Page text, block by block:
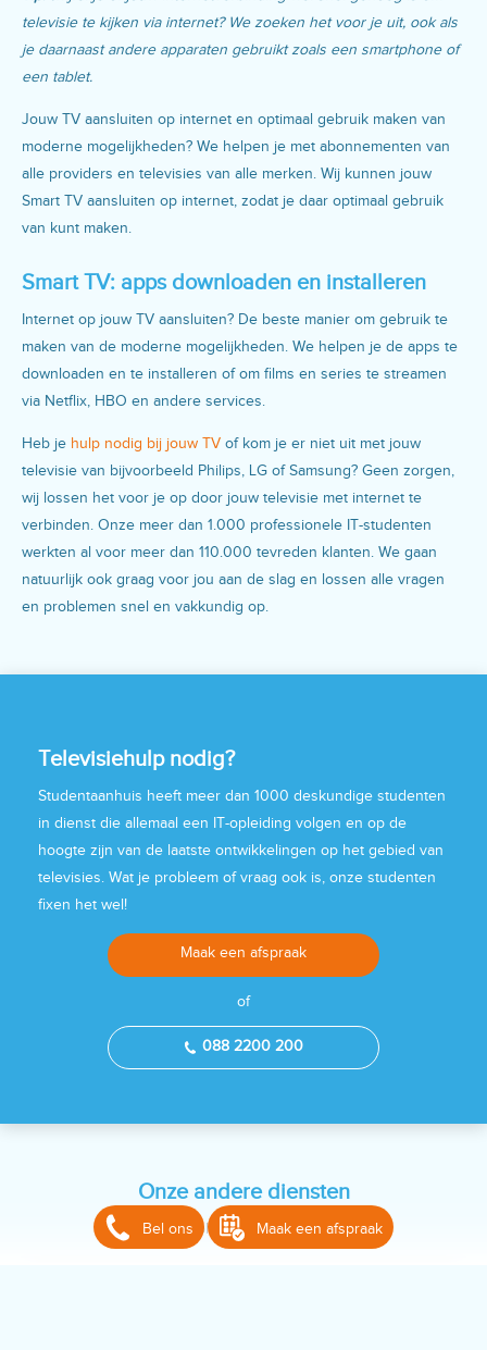
Bel ons Maak een afspraak
televisie te kijken via internet? We zoeken het voor je uit, ook als
je daarnaast andere apparaten gebruikt zoals een smartphone of
een tablet.
Jouw TV aansluiten op internet en optimaal gebruik maken van
moderne mogelijkheden? We helpen je met abonnementen van
alle providers en televisies van alle merken. Wij kunnen jouw
Smart TV aansluiten op internet, zodat je daar optimaal gebruik
van kunt maken.
Smart TV: apps downloaden en installeren
Internet op jouw TV aansluiten? De beste manier om gebruik te
maken van de moderne mogelijkheden. We helpen je de apps te
downloaden en te installeren of om films en series te streamen
via Netflix, HBO en andere services.
Heb je hulp nodig bij jouw TV of kom je er niet uit met jouw
televisie van bijvoorbeeld Philips, LG of Samsung? Geen zorgen,
wij lossen het voor je op door jouw televisie met internet te
verbinden. Onze meer dan 1.000 professionele IT-studenten
werkten al voor meer dan 110.000 tevreden klanten. We gaan
natuurlijk ook graag voor jou aan de slag en lossen alle vragen
en problemen snel en vakkundig op.
Televisiehulp nodig?
Studentaanhuis heeft meer dan 1000 deskundige studenten
in dienst die allemaal een IT-opleiding volgen en op de
hoogte zijn van de laatste ontwikkelingen op het gebied van
televisies. Wat je probleem of vraag ook is, onze studenten
fixen het wel!
Maak een afspraak
of
088 2200 200
Onze andere diensten
Klik op een blok voor meer informatie